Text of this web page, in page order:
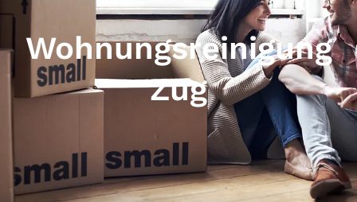
Wohnungsreinigung
Zug